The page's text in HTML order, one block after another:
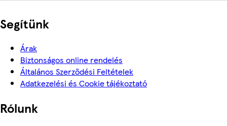
Segítünk
Árak
Biztonságos online rendelés
Általános Szerződési Feltételek
Adatkezelési és Cookie tájékoztató
Rólunk